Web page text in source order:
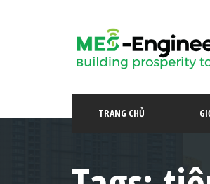
TRANG CHỦ